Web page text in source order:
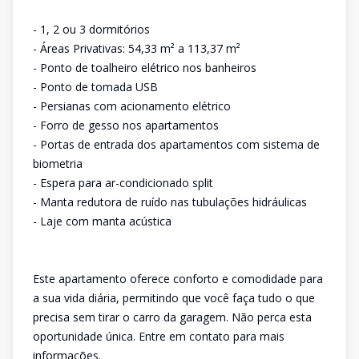
- 1, 2 ou 3 dormitórios
- Áreas Privativas: 54,33 m² a 113,37 m²
- Ponto de toalheiro elétrico nos banheiros
- Ponto de tomada USB
- Persianas com acionamento elétrico
- Forro de gesso nos apartamentos
- Portas de entrada dos apartamentos com sistema de
biometria
- Espera para ar-condicionado split
- Manta redutora de ruído nas tubulações hidráulicas
- Laje com manta acústica
Este apartamento oferece conforto e comodidade para
a sua vida diária, permitindo que você faça tudo o que
precisa sem tirar o carro da garagem. Não perca esta
oportunidade única. Entre em contato para mais
informações.